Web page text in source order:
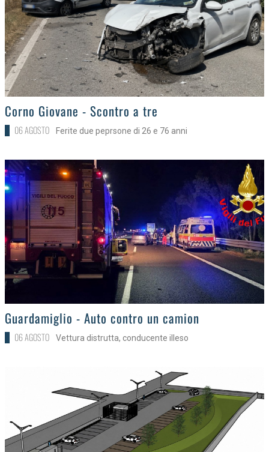
>
Corno Giovane - Scontro a tre
06 AGOSTO Ferite due peprsone di 26 e 76 anni
>
Guardamiglio - Auto contro un camion
06 AGOSTO Vettura distrutta, conducente illeso